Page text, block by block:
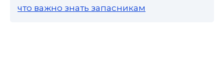
что важно знать запасникам